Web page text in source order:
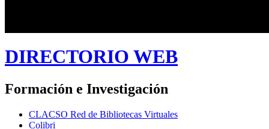
DIRECTORIO WEB
Formación e Investigación
CLACSO Red de Bibliotecas Virtuales
Colibri